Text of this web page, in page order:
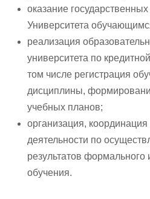
оказание государственных
Университета
реализация
университета по
том числе регистрация
дисциплины,
учебных планов;
организация, координация
деятельности по
результатов
обучения.